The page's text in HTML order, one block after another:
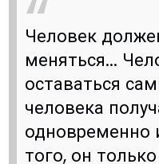
Человек
меняться...
оставаться
человека
одновременно
того, он